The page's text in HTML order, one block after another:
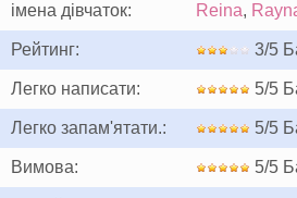
імена дівчаток:
Reina,
Рейтинг: 3/5
Легко написати: 5/5
Легко запам'ятати.: 5/5
Вимова: 5/5